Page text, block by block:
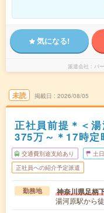
気になる!
派遣会社 パ
未読 掲載日 2026/08/05
正社員前提＊＜
375万～＊17時定
交通費別途支給あり 土
正社員への紹介予定派遣
勤務地 神奈川県足柄
湯河原駅から